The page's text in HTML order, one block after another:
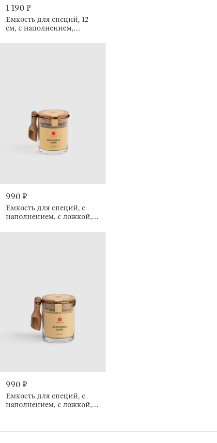
1 190 ₽
Емкость для специй, 12
см, с наполнением,
990 ₽
Емкость для специй, с
наполнением, с ложкой,
990 ₽
Емкость для специй, с
наполнением, с ложкой,